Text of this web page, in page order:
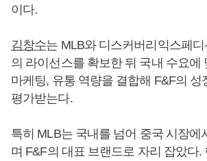
이다.
김창수는 MLB와 디스커버리익스페
의 라이선스를 확보한 뒤 국내 수요에
마케팅, 유통 역량을 결합해 F&F의 성
평가받는다.
특히 MLB는 국내를 넘어 중국 시장에
며 F&F의 대표 브랜드로 자리 잡았다.